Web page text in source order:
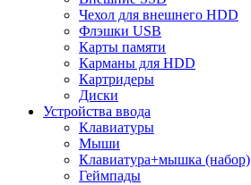
Чехол для внешнего HDD
Флэшки USB
Карты памяти
Карманы для HDD
Картридеры
Диски
Устройства ввода
Клавиатуры
Мыши
Клавиатура+мышка (набор)
Геймпады